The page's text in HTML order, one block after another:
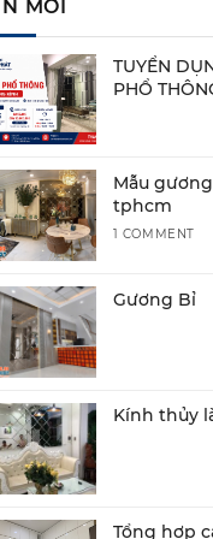
MỚI
TUYỂN
PHỔ
Mẫu
tphcm
1 COMMENT
Gương Bỉ
Kính thủy
Tổng hợp